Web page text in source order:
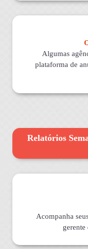
Algumas
plataforma de
Relatórios
Acompanha
gerente